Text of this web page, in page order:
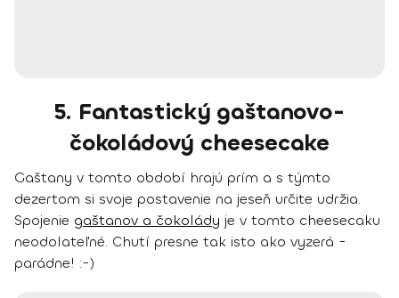
5. Fantastický gaštanovo-
čokoládový cheesecake
Gaštany v tomto období hrajú prím a s týmto
dezertom si svoje postavenie na jeseň určite udržia.
Spojenie gaštanov a čokolády je v tomto cheesecaku
neodolateľné. Chutí presne tak isto ako vyzerá -
parádne! :-)